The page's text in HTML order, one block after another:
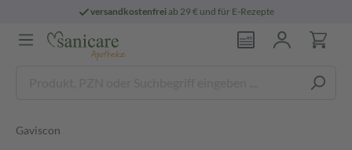
versandkostenfreiab 29 € und für E-Rezepte
Gaviscon